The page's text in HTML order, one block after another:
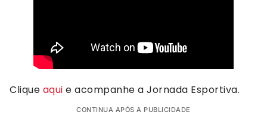
Clique aqui e acompanhe a Jornada Esportiva.
CONTINUA APÓS A PUBLICIDADE